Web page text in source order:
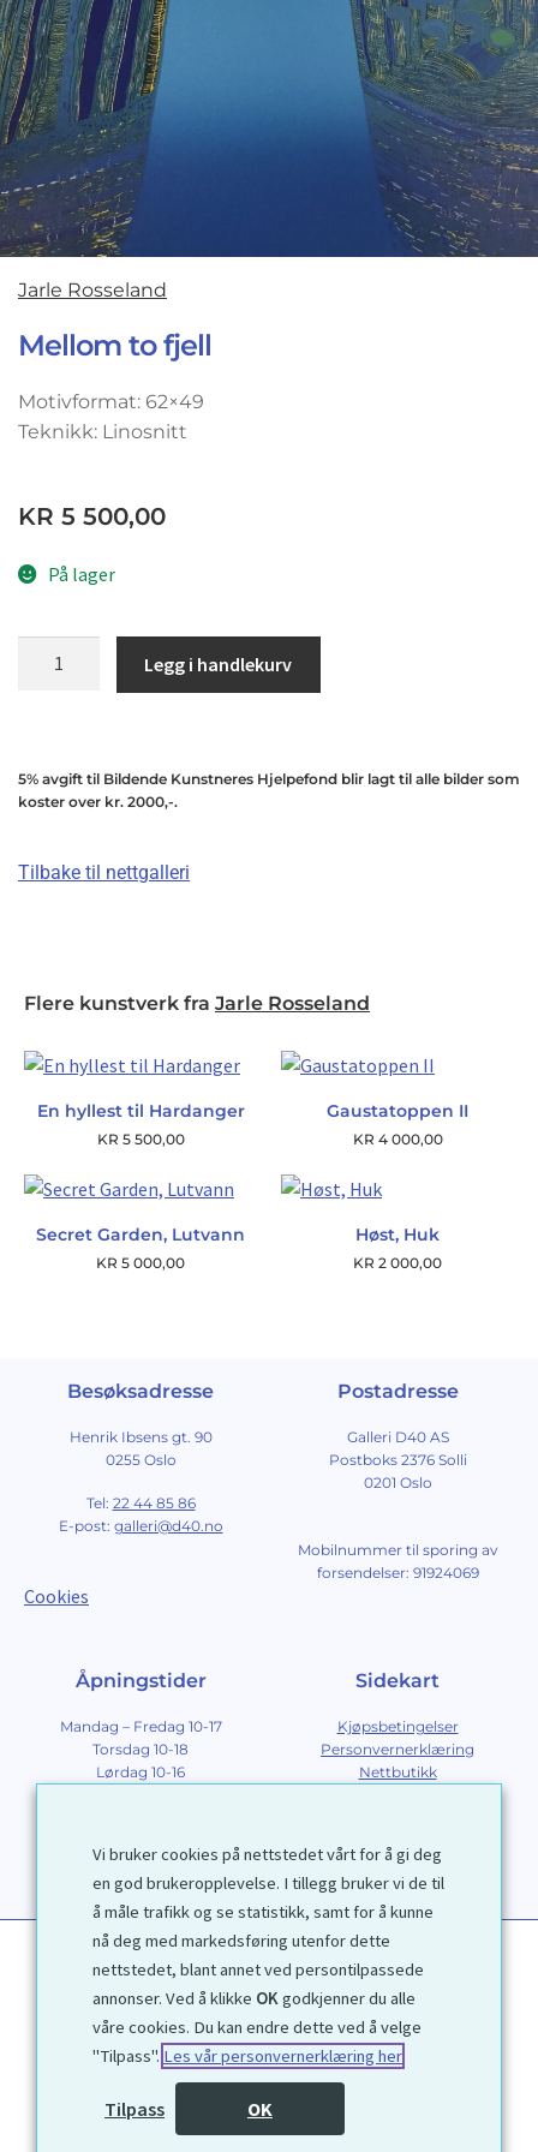
Jarle Rosseland
Mellom to fjell
Motivformat: 62×49
Teknikk: Linosnitt
KR 5 500,00
På lager
Legg i handlekurv
5% avgift til Bildende Kunstneres Hjelpefond blir lagt til alle bilder som
koster over kr. 2000,-.
Tilbake til nettgalleri
Flere kunstverk fra Jarle Rosseland
En hyllest til Hardanger
KR 5 500,00
Gaustatoppen II
KR 4 000,00
Secret Garden, Lutvann
KR 5 000,00
Høst, Huk
KR 2 000,00
Besøksadresse
Henrik Ibsens gt. 90
0255 Oslo
Tel: 22 44 85 86
E-post: galleri@d40.no
Cookies
Postadresse
Galleri D40 AS
Postboks 2376 Solli
0201 Oslo
Mobilnummer til sporing av
forsendelser: 91924069
Åpningstider
Mandag – Fredag 10-17
Torsdag 10-18
Lørdag 10-16
Sidekart
Kjøpsbetingelser
Personvernerklæring
Nettbutikk
Kontakt
1972 © Galleri D40 AS
Vi bruker cookies på nettstedet vårt for å gi deg
en god brukeropplevelse. I tillegg bruker vi de til
å måle trafikk og se statistikk, samt for å kunne
nå deg med markedsføring utenfor dette
nettstedet, blant annet ved persontilpassede
annonser. Ved å klikke OKgodkjenner du alle
våre cookies. Du kan endre dette ved å velge
"Tilpass". Les vår personvernerklæring her
Tilpass OK